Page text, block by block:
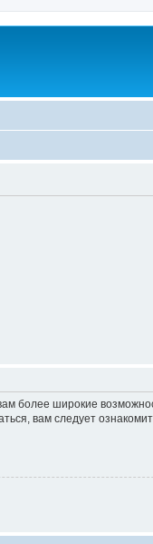
более широкие
вам следует